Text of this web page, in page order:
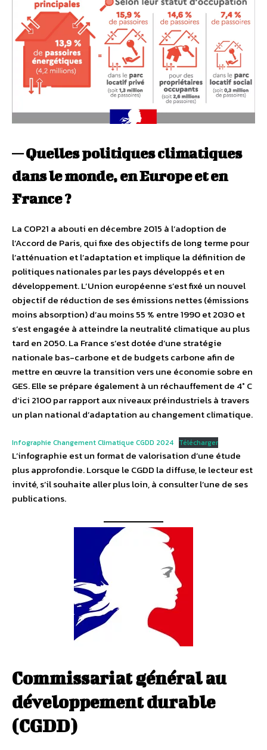
— Quelles politiques climatiques
dans le monde, en Europe et en
France ?
La COP21 a abouti en décembre 2015 à l’adoption de
l’Accord de Paris, qui fixe des objectifs de long terme pour
l’atténuation et l’adaptation et implique la définition de
politiques nationales par les pays développés et en
développement. L’Union européenne s’est fixé un nouvel
objectif de réduction de ses émissions nettes (émissions
moins absorption) d’au moins 55 % entre 1990 et 2030 et
s’est engagée à atteindre la neutralité climatique au plus
tard en 2050. La France s’est dotée d’une stratégie
nationale bas-carbone et de budgets carbone afin de
mettre en œuvre la transition vers une économie sobre en
GES. Elle se prépare également à un réchauffement de 4° C
d’ici 2100 par rapport aux niveaux préindustriels à travers
un plan national d’adaptation au changement climatique.
Infographie Changement Climatique CGDD 2024 Télécharger
L’infographie est un format de valorisation d’une étude
plus approfondie. Lorsque le CGDD la diffuse, le lecteur est
invité, s’il souhaite aller plus loin, à consulter l’une de ses
publications.
Commissariat général au
développement durable
(CGDD)